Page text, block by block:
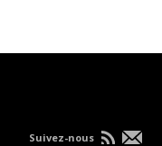
Suivez-nous